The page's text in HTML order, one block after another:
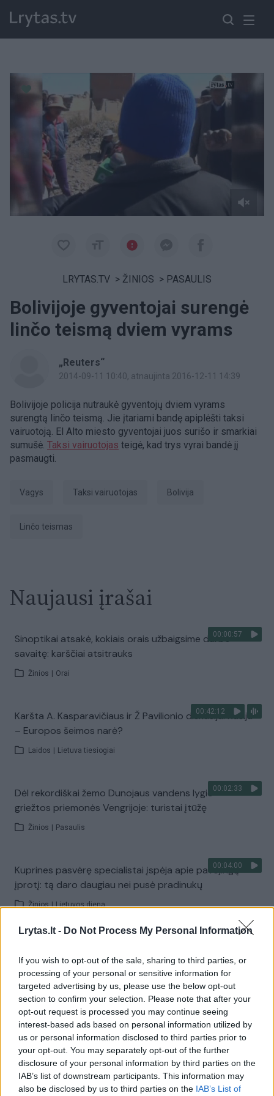
Lrytas.lt - Do Not Process My Personal Information
If you wish to opt-out of the sale, sharing to third parties, or
processing of your personal or sensitive information for
targeted advertising by us, please use the below opt-out
section to confirm your selection. Please note that after your
opt-out request is processed you may continue seeing
interest-based ads based on personal information utilized by
us or personal information disclosed to third parties prior to
your opt-out. You may separately opt-out of the further
disclosure of your personal information by third parties on the
IAB’s list of downstream participants. This information may
also be disclosed by us to third parties on the IAB’s List of
Paremkite Ukrainą
LRYTAS.TV > ŽINIOS > PASAULIS
Bolivijoje gyventojai surengė
linčo teismą dviem vyrams
„Reuters“
2014-09-11 10:40, atnaujinta 2016-12-11 14:39
Bolivijoje policija nutraukė gyventojų dviem vyrams
surengtą linčo teismą. Jie įtariami bandę apiplėšti taksi
vairuotoją. El Alto miesto gyventojai juos surišo ir smarkiai
sumušė. Taksi vairuotojas teigė, kad trys vyrai bandė jį
pasmaugti.
vagys taksi vairuotojas Bolivija
linčo teismas
Naujausi įrašai
00:00:57
Sinoptikai atsakė, kokiais orais užbaigsime darbo
savaitę: karščiai atsitrauks
Žinios Orai
00:42:12
Karšta A. Kasparavičiaus ir Ž Pavilionio diskusija: Rusija
– Europos šeimos narė?
Laidos Lietuva tiesiogiai
00:02:33
Dėl rekordiškai žemo Dunojaus vandens lygio –
griežtos priemonės Vengrijoje: turistai įtūžę
Žinios Pasaulis
00:04:00
Kuprines pasvėrę specialistai įspėja apie pavojingą
įprotį: tą daro daugiau nei pusė pradinukų
Žinios | Lietuvos diena
Žiūrimiausi įrašai
00:00:30
Vaizdai iš tragiškos avarijos Vilniaus r.: dviejų moterų ir
vaiko gyvybių išgelbėti nepavyko